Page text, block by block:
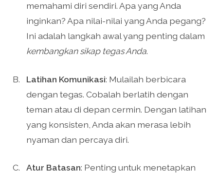
memahami diri sendiri. Apa yang Anda
inginkan? Apa nilai-nilai yang Anda pegang?
Ini adalah langkah awal yang penting dalam
kembangkan sikap tegas Anda.
Latihan Komunikasi: Mulailah berbicara
dengan tegas. Cobalah berlatih dengan
teman atau di depan cermin. Dengan latihan
yang konsisten, Anda akan merasa lebih
nyaman dan percaya diri.
Atur Batasan: Penting untuk menetapkan